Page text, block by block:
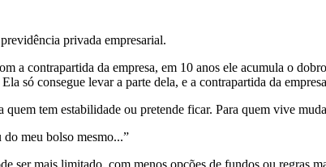
privada empresarial.
a contrapartida da empresa, em 10 anos ele acumula o
só consegue levar a parte dela, e a contrapartida da
tem estabilidade ou pretende ficar. Para quem vive
meu bolso mesmo...”
ser mais limitado, com menos opções de fundos ou regras